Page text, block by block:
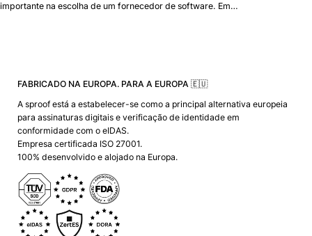
importante na escolha de um fornecedor de software. Em…
FABRICADO NA EUROPA. PARA A EUROPA 🇪🇺
A sproof está a estabelecer-se como a principal alternativa europeia
para assinaturas digitais e verificação de identidade em
conformidade com o eIDAS.
Empresa certificada ISO 27001.
100% desenvolvido e alojado na Europa.